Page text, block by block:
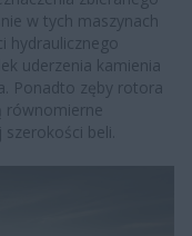
w tych maszynach
hydraulicznego
uderzenia kamienia
Ponadto zęby rotora
równomierne
beli.